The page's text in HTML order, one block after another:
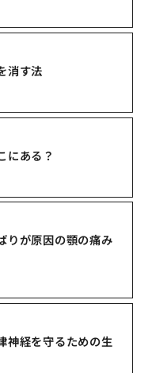
消す法
にある？
りが原因の顎の痛み
神経を守るための生